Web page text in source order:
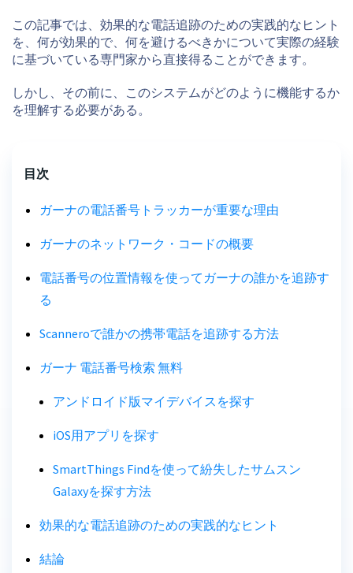
この記事では、効果的な電話追跡のための実践的なヒント
を、何が効果的で、何を避けるべきかについて実際の経験
に基づいている専門家から直接得ることができます。
しかし、その前に、このシステムがどのように機能するか
を理解する必要がある。
目次
ガーナの電話番号トラッカーが重要な理由
ガーナのネットワーク・コードの概要
電話番号の位置情報を使ってガーナの誰かを追跡す
る
Scanneroで誰かの携帯電話を追跡する方法
ガーナ 電話番号検索 無料
アンドロイド版マイデバイスを探す
iOS用アプリを探す
SmartThings Findを使って紛失したサムスン
Galaxyを探す方法
効果的な電話追跡のための実践的なヒント
結論